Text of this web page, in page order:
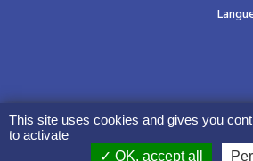
This site uses cookies and gives you
to activate
OK, accept all